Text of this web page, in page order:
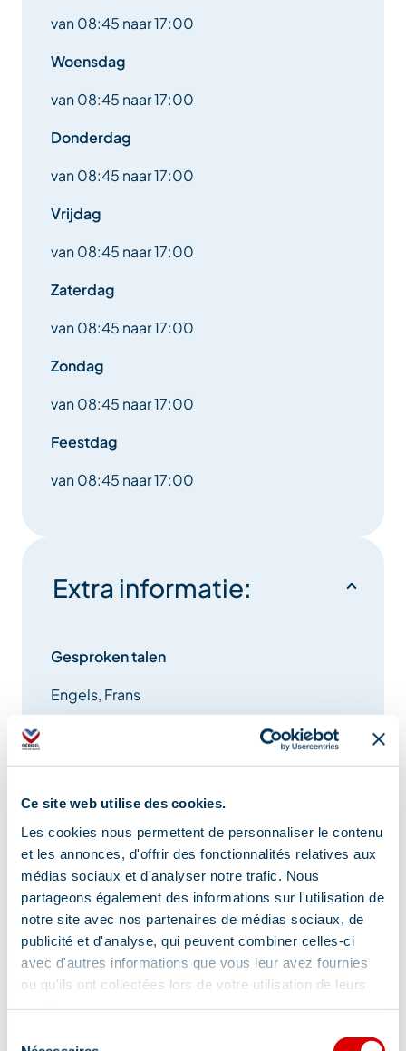
Ce site web utilise des cookies.
Les cookies nous permettent de personnaliser le contenu
et les annonces, d'offrir des fonctionnalités relatives aux
médias sociaux et d'analyser notre trafic. Nous
partageons également des informations sur l'utilisation de
notre site avec nos partenaires de médias sociaux, de
publicité et d'analyse, qui peuvent combiner celles-ci
avec d'autres informations que vous leur avez fournies
ou qu'ils ont collectées lors de votre utilisation de leurs
van 08:45 naar 17:00
Woensdag
van 08:45 naar 17:00
Donderdag
van 08:45 naar 17:00
Vrijdag
van 08:45 naar 17:00
Zaterdag
van 08:45 naar 17:00
Zondag
van 08:45 naar 17:00
Feestdag
van 08:45 naar 17:00
Extra informatie:
Gesproken talen
Engels, Frans
Nee
Diensten
Wifi Internet Gratis wifi
Lokalisatie